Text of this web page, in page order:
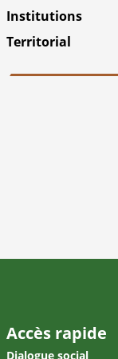
Institutions
Territorial
Accès rapide
Dialogue social